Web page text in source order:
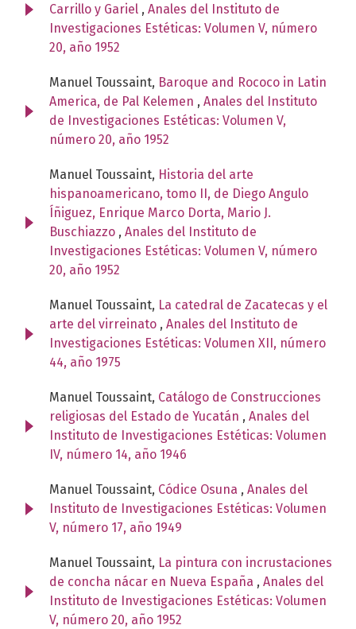
Carrillo y Gariel , Anales del Instituto de
Investigaciones Estéticas: Volumen V, número
20, año 1952
Manuel Toussaint, Baroque and Rococo in Latin
America, de Pal Kelemen , Anales del Instituto
de Investigaciones Estéticas: Volumen V,
número 20, año 1952
Manuel Toussaint, Historia del arte
hispanoamericano, tomo II, de Diego Angulo
Íñiguez, Enrique Marco Dorta, Mario J.
Buschiazzo , Anales del Instituto de
Investigaciones Estéticas: Volumen V, número
20, año 1952
Manuel Toussaint, La catedral de Zacatecas y el
arte del virreinato , Anales del Instituto de
Investigaciones Estéticas: Volumen XII, número
44, año 1975
Manuel Toussaint, Catálogo de Construcciones
religiosas del Estado de Yucatán , Anales del
Instituto de Investigaciones Estéticas: Volumen
IV, número 14, año 1946
Manuel Toussaint, Códice Osuna , Anales del
Instituto de Investigaciones Estéticas: Volumen
V, número 17, año 1949
Manuel Toussaint, La pintura con incrustaciones
de concha nácar en Nueva España , Anales del
Instituto de Investigaciones Estéticas: Volumen
V, número 20, año 1952